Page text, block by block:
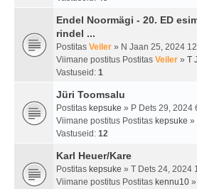
Endel Noormägi - 20. ED
rindel ...
Postitas Veiler » N Jaan 25, 2024
Viimane postitus Postitas Veiler » T
Vastuseid: 1
Jüri Toomsalu
Postitas kepsuke » P Dets 29, 2024
Viimane postitus Postitas kepsuke »
Vastuseid: 12
Karl Heuer/Kare
Postitas kepsuke » T Dets 24, 2024
Viimane postitus Postitas kennu10 »